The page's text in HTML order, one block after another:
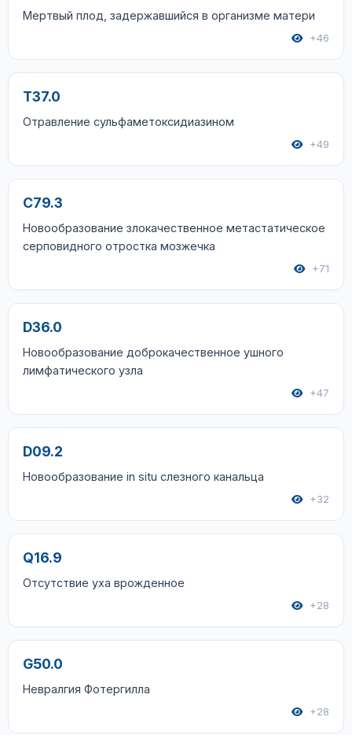
Мертвый плод, задержавшийся в организме матери
+46
T37.0
Отравление сульфаметоксидиазином
+49
C79.3
Новообразование злокачественное метастатическое
серповидного отростка мозжечка
+71
D36.0
Новообразование доброкачественное ушного
лимфатического узла
+47
D09.2
Новообразование in situ слезного канальца
+32
Q16.9
Отсутствие уха врожденное
+28
G50.0
Невралгия Фотергилла
+28